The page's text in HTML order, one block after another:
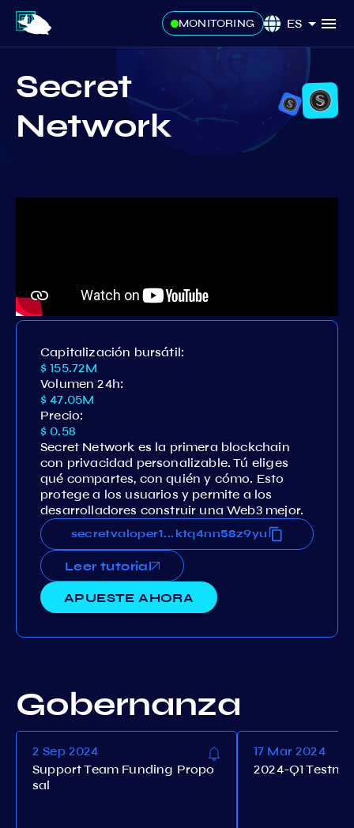
MONITORING ES
Secret
Network
Capitalización bursátil:
$ 155.72M
Volumen 24h:
$ 47.05M
Precio:
$ 0.58
Secret Network es la primera blockchain
con privacidad personalizable. Tú eliges
qué compartes, con quién y cómo. Esto
protege a los usuarios y permite a los
desarrolladores construir una Web3 mejor.
...
Leer tutorial
APUESTE AHORA
Gobernanza
2 Sep 2024
Support Team Funding Propo
sal
17 Mar 2024
2024-Q1